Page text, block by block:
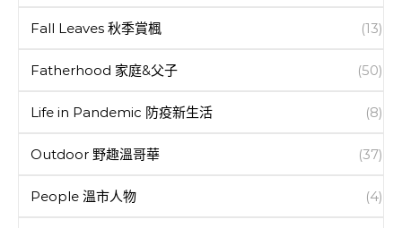
Fall Leaves 秋季賞楓 (13)
Fatherhood 家庭&父子 (50)
Life in Pandemic 防疫新生活 (8)
Outdoor 野趣溫哥華 (37)
People 溫市人物 (4)